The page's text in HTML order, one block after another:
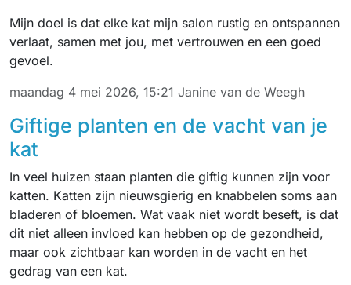
Mijn doel is dat elke kat mijn salon rustig en ontspannen
verlaat, samen met jou, met vertrouwen en een goed
gevoel.
maandag 4 mei 2026, 15:21 Janine van de Weegh
Giftige planten en de vacht van je
kat
In veel huizen staan planten die giftig kunnen zijn voor
katten. Katten zijn nieuwsgierig en knabbelen soms aan
bladeren of bloemen. Wat vaak niet wordt beseft, is dat
dit niet alleen invloed kan hebben op de gezondheid,
maar ook zichtbaar kan worden in de vacht en het
gedrag van een kat.